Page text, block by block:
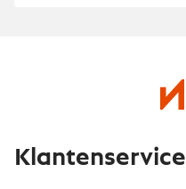
Klantenservice